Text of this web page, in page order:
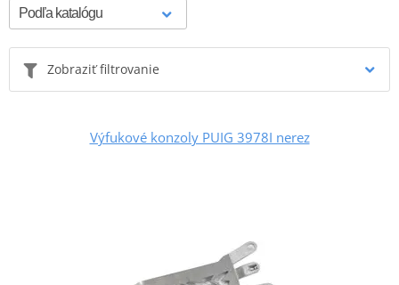
Zobraziť filtrovanie
Výfukové konzoly PUIG 3978I nerez